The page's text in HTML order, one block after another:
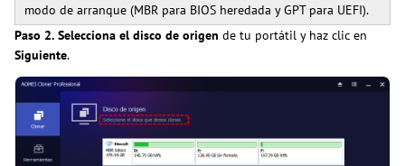
modo de arranque (MBR para BIOS heredada y GPT para UEFI).
Paso 2. Selecciona el disco de origen de tu portátil y haz clic en
Siguiente.